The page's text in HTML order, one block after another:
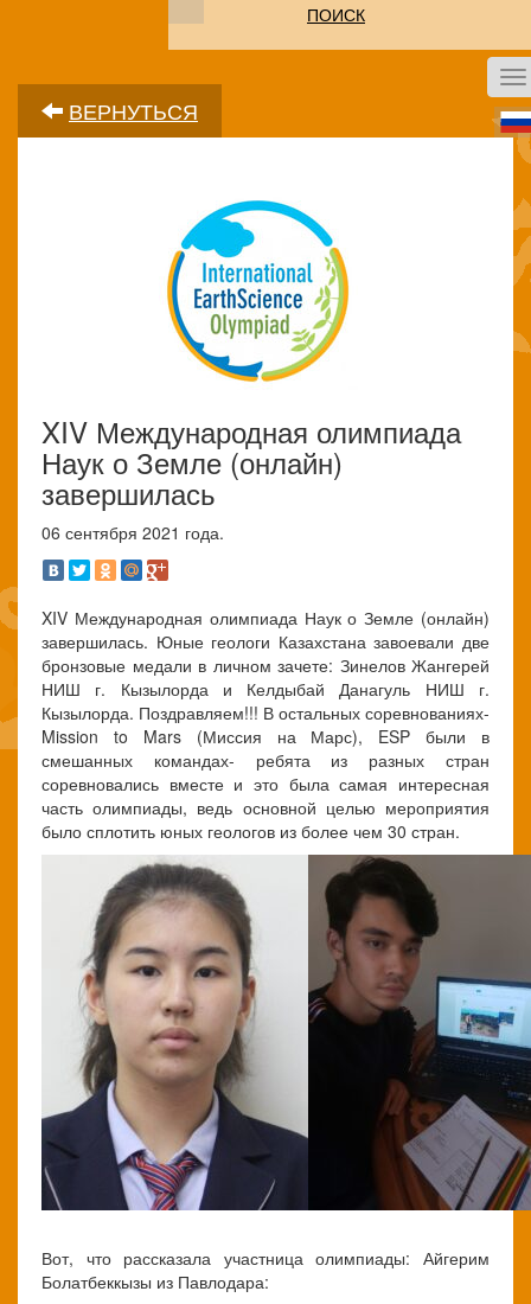
ПОИСК
ВЕРНУТЬСЯ
XIV Международная олимпиада
Наук о Земле (онлайн)
завершилась
06 сентября 2021 года.
XIV Международная олимпиада Наук о Земле (онлайн)
завершилась. Юные геологи Казахстана завоевали две
бронзовые медали в личном зачете: Зинелов Жангерей
НИШ г. Кызылорда и Келдыбай Данагуль НИШ г.
Кызылорда. Поздравляем!!! В остальных соревнованиях-
Mission to Mars (Миссия на Марс), ESP были в
смешанных командах- ребята из разных стран
соревновались вместе и это была самая интересная
часть олимпиады, ведь основной целью мероприятия
было сплотить юных геологов из более чем 30 стран.
Вот, что рассказала участница олимпиады: Айгерим
Болатбеккызы из Павлодара: